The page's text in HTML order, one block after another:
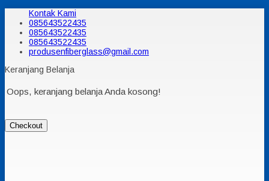
Kontak Kami
085643522435
085643522435
085643522435
produsenfiberglass@gmail.com
Keranjang Belanja
Oops, keranjang belanja Anda kosong!
Checkout